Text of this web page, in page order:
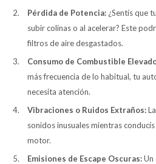
Pérdida de Potencia: ¿Sentís que
subir colinas o al acelerar? Este
filtros de aire desgastados.
Consumo de Combustible
más frecuencia de lo habitual, tu
necesita atención.
Vibraciones o Ruidos Extraños:
sonidos inusuales mientras
motor.
Emisiones de Escape Oscuras:Un